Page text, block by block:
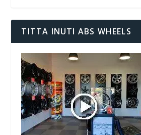
TITTA INUTI ABS WHEELS